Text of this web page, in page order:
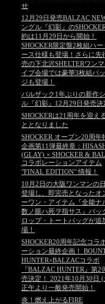
せ
12月29日発売BALZAC
ングル『幻影』の
約は11月29日から開始！
SHOCKER限定盤2枚組ハー
ース仕様も登場！さらに先
売の下北沢SHELTERワンマ
イブ会場では豪華3枚組パ
ジも登場！
バルザック1年ぶりの新作
ル『幻影』12月29日発売決
SHOCKERは21周年を迎え
ととなりました
SHOCKER オープン20周年
企画第11弾最終章：
(GLAY) × SHOCKER &
コラボレーションアイテム
"FINAL EDITION" 情報！
10月2日の大阪ワンマンの
登場し、即完売となったオ
ーワン・アイテム『全能ナ
数ノ眼ハ死ヲ指サス』バッ
ロップ・トートバッグが追
場！
SHOCKER20周年記念コラ
ーション最終企画！
HUNTER×BALZACコラボ
『BALZAC HUNTER』第2
売決定！ 2021年10月30日
正午より一般発売開始！
炎！燃え上がるFIRE